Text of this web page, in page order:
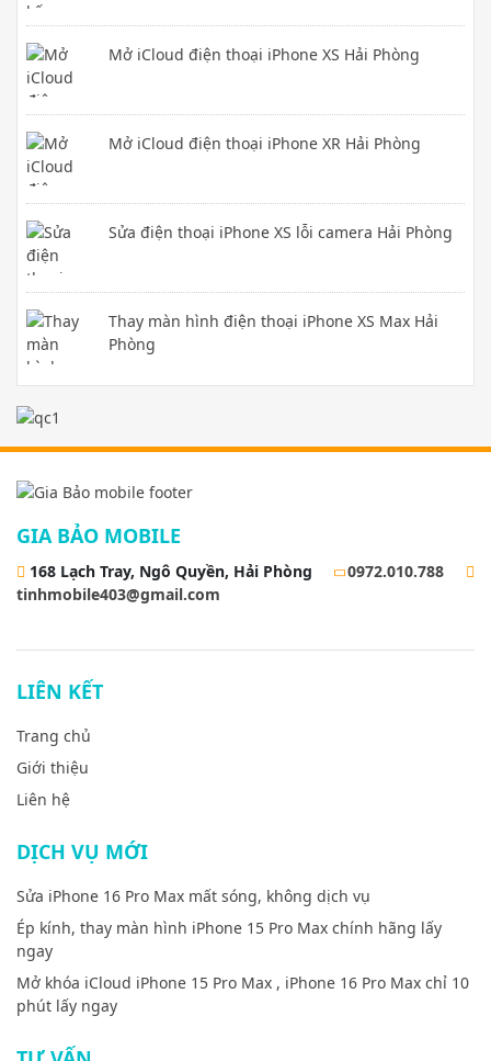
Mở iCloud điện thoại iPhone XS Hải Phòng
Mở iCloud điện thoại iPhone XR Hải Phòng
Sửa điện thoại iPhone XS lỗi camera Hải Phòng
Thay màn hình điện thoại iPhone XS Max Hải
Phòng
GIA BẢO MOBILE
168 Lạch Tray, Ngô Quyền, Hải Phòng
0972.010.788
tinhmobile403@gmail.com
LIÊN KẾT
Trang chủ
Giới thiệu
Liên hệ
DỊCH VỤ MỚI
Sửa iPhone 16 Pro Max mất sóng, không dịch vụ
Ép kính, thay màn hình iPhone 15 Pro Max chính hãng lấy
ngay
Mở khóa iCloud iPhone 15 Pro Max , iPhone 16 Pro Max chỉ 10
phút lấy ngay